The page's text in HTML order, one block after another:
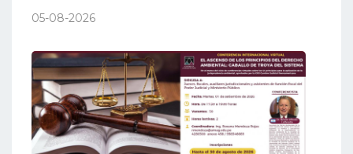
05-08-2026